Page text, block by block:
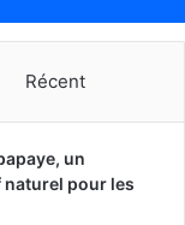
Récent
un
pour les